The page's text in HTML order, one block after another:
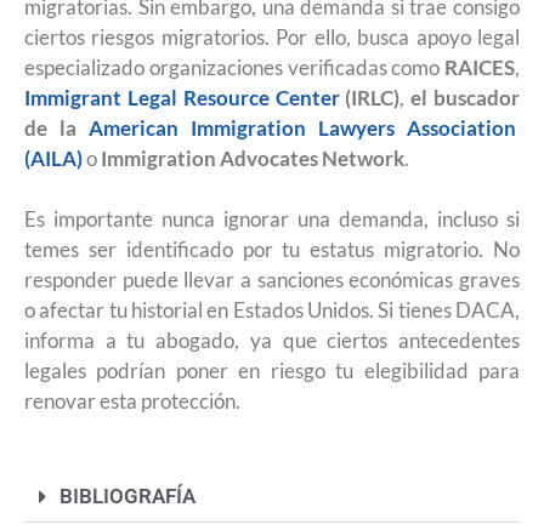
migratorias. Sin embargo, una demanda si trae consigo
ciertos riesgos migratorios. Por ello, busca apoyo legal
especializado organizaciones verificadas como RAICES,
Immigrant Legal Resource Center(IRLC),el buscador
de la American Immigration Lawyers Association
(AILA)oImmigration Advocates Network.
Es importante nunca ignorar una demanda, incluso si
temes ser identificado por tu estatus migratorio. No
responder puede llevar a sanciones económicas graves
o afectar tu historial en Estados Unidos. Si tienes DACA,
informa a tu abogado, ya que ciertos antecedentes
legales podrían poner en riesgo tu elegibilidad para
renovar esta protección.
BIBLIOGRAFÍA